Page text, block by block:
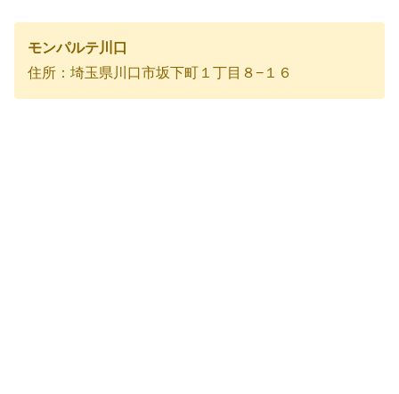
モンパルテ川口
住所：埼玉県川口市坂下町１丁目８−１６